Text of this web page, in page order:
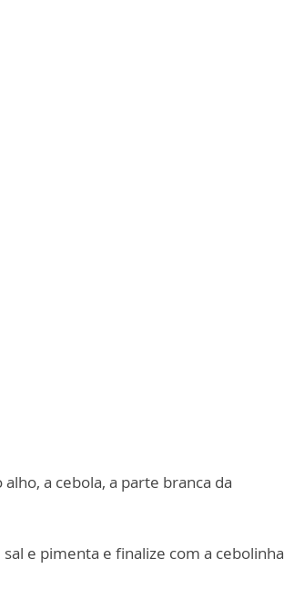
a cebola, a parte branca da
e pimenta e finalize com a cebolinha